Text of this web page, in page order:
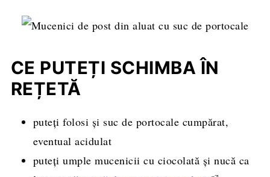
CE PUTEȚI SCHIMBA ÎN
REȚETĂ
puteți folosi și suc de portocale cumpărat,
eventual acidulat
puteți umple mucenicii cu ciocolată și nucă ca